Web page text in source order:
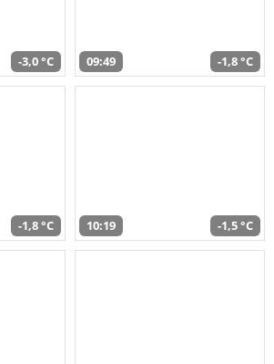
-3,0 °C 09:49 -1,8 °C
-1,8 °C 10:19 -1,5 °C